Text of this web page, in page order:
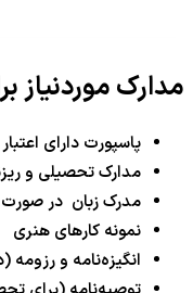
مدارک موردنیاز
پاسپورت دارای اعتبار
مدارک تحصیلی و
مدرک زبان در
نمونه کارهای هنری
انگیزه‌نامه و رزومه